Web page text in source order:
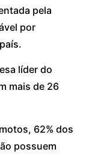
pela
por
líder do
mais de 26
62% dos
possuem